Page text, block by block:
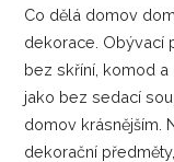
Co dělá domov
dekorace. Obývací
bez skříní, komod
jako bez sedací
domov krásnějším.
dekorační